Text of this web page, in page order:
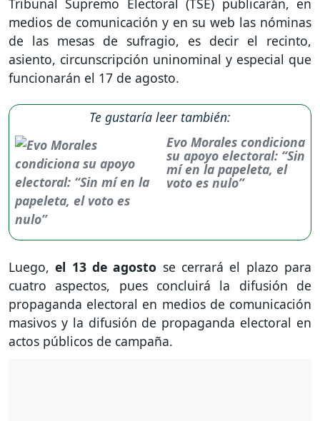
medios de comunicación y en su web las nóminas
de las mesas de sufragio, es decir el recinto,
asiento, circunscripción uninominal y especial que
funcionarán el 17 de agosto.
Te gustaría leer también:
Evo Morales condiciona
su apoyo electoral: “Sin
mí en la papeleta, el
voto es nulo”
Luego, el 13 de agosto se cerrará el plazo para
cuatro aspectos, pues concluirá la difusión de
propaganda electoral en medios de comunicación
masivos y la difusión de propaganda electoral en
actos públicos de campaña.